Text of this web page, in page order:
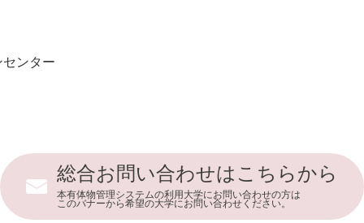
ンター
総合お問い合わせはこちらから
本有体物管理システムの利用大学にお問い合わせの方は
このバナーから希望の大学にお問い合わせください。